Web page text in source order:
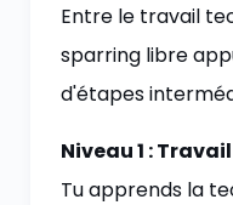
Entre le travail
sparring libre
d'étapes
Niveau 1 :
Tu apprends la